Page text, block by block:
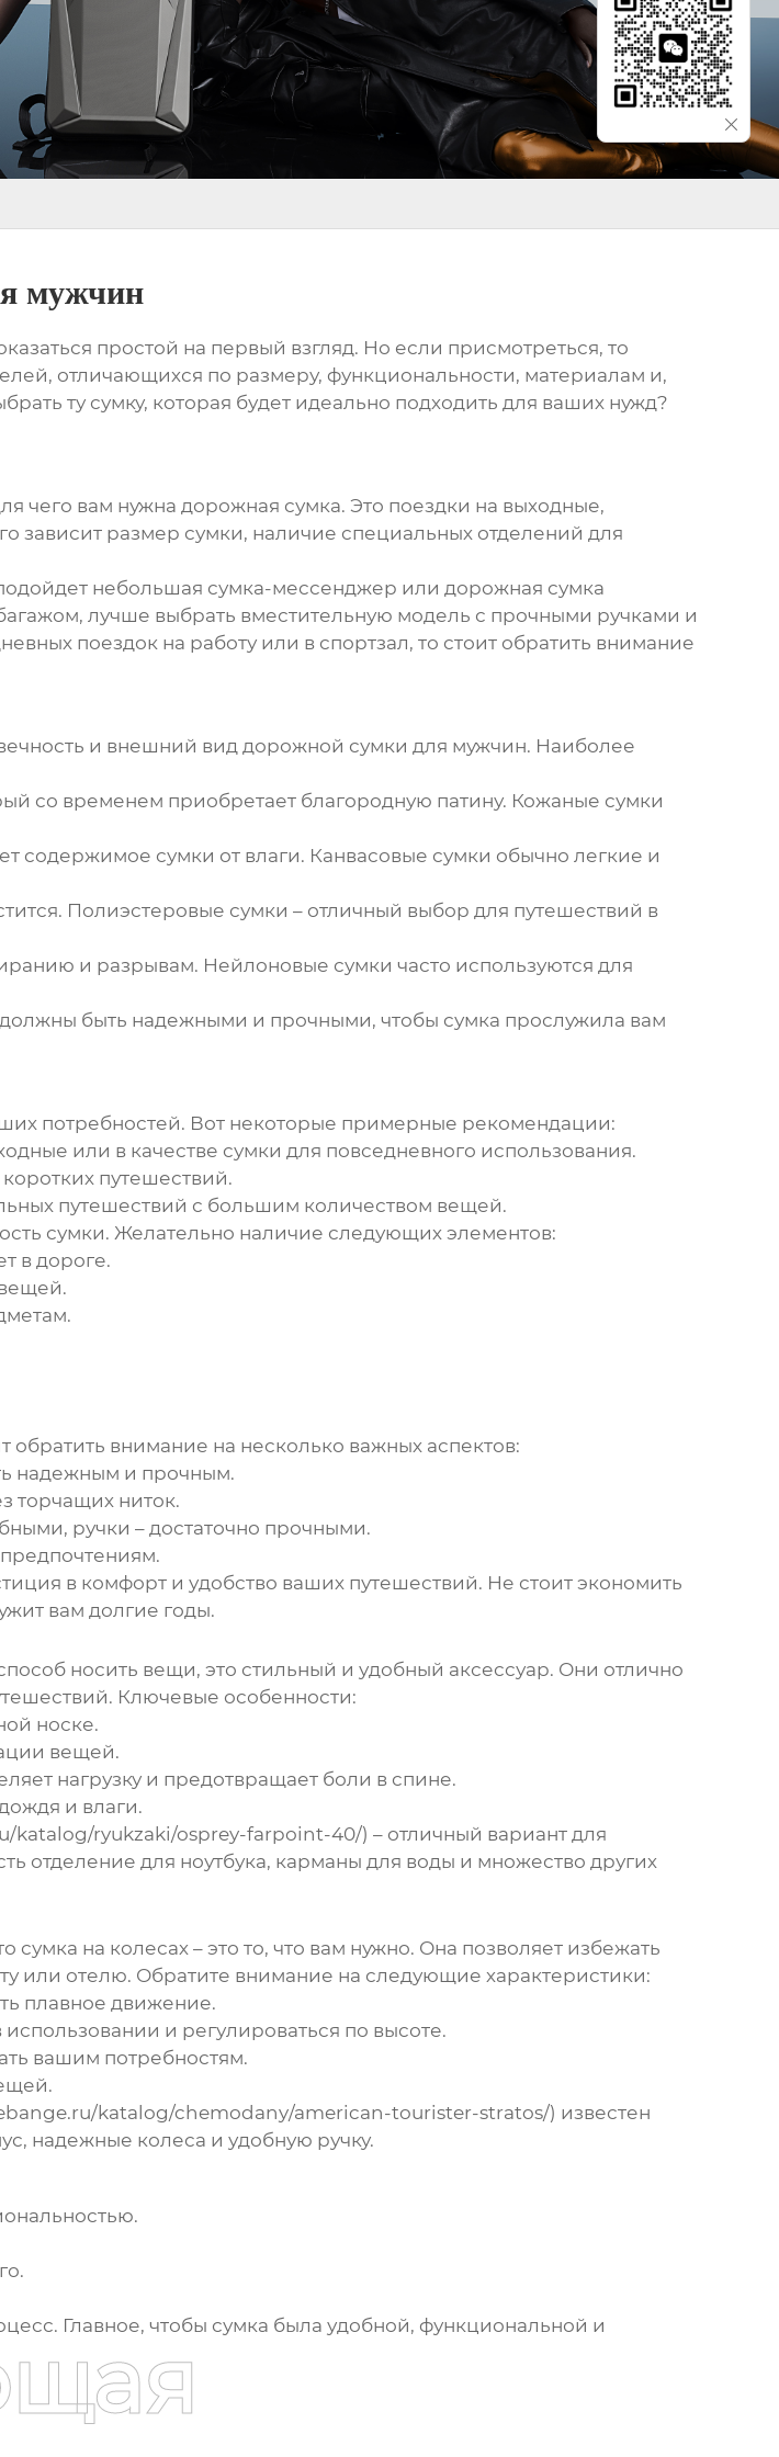
мужчин
простой на первый взгляд. Но если присмотреться, то
отличающихся по размеру, функциональности, материалам и,
ту сумку, которая будет идеально подходить для ваших нужд?
чего вам нужна дорожная сумка. Это поездки на выходные,
зависит размер сумки, наличие специальных отделений для
небольшая сумка-мессенджер или дорожная сумка
лучше выбрать вместительную модель с прочными ручками и
поездок на работу или в спортзал, то стоит обратить внимание
и внешний вид дорожной сумки для мужчин. Наиболее
со временем приобретает благородную патину. Кожаные сумки
сумки от влаги. Канвасовые сумки обычно легкие и
Полиэстеровые сумки – отличный выбор для путешествий в
и разрывам. Нейлоновые сумки часто используются для
быть надежными и прочными, чтобы сумка прослужила вам
потребностей. Вот некоторые примерные рекомендации:
или в качестве сумки для повседневного использования.
путешествий.
путешествий с большим количеством вещей.
сумки. Желательно наличие следующих элементов:
в дороге.
внимание на несколько важных аспектов:
надежным и прочным.
торчащих ниток.
ручки – достаточно прочными.
в комфорт и удобство ваших путешествий. Не стоит экономить
вам долгие годы.
носить вещи, это стильный и удобный аксессуар. Они отлично
Ключевые особенности:
носке.
вещей.
нагрузку и предотвращает боли в спине.
и влаги.
ryukzaki/osprey-farpoint-40/) – отличный вариант для
отделение для ноутбука, карманы для воды и множество других
на колесах – это то, что вам нужно. Она позволяет избежать
или отелю. Обратите внимание на следующие характеристики:
плавное движение.
и регулироваться по высоте.
вашим потребностям.
katalog/chemodany/american-tourister-stratos/) известен
надежные колеса и удобную ручку.
Главное, чтобы сумка была удобной, функциональной и